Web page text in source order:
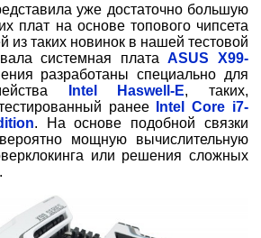
уже достаточно большую
плат на основе топового чипсета
из таких новинок в нашей тестовой
системная платаASUS X99-
разработаны специально для
Intel Haswell-E, таких,
ранее
Intel Core i7-
. На основе подобной связки
мощную вычислительную
или решения сложных